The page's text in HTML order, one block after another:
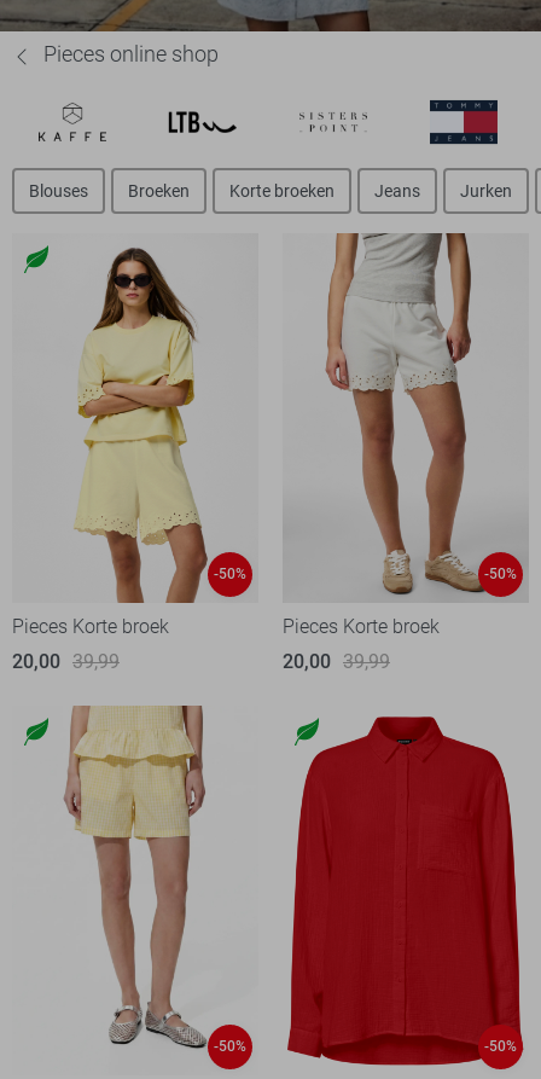
Pieces online shop
Blouses Broeken Korte broeken Jeans Jurken
-50%
Pieces Korte broek
20,00 39,99
-50%
Pieces Korte broek
20,00 39,99
-50% -50%